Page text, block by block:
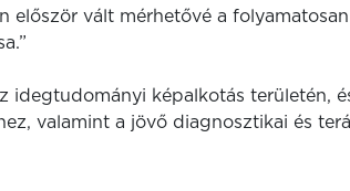
először vált mérhetővé a
idegtudományi képalkotás területén,
valamint a jövő diagnosztikai és